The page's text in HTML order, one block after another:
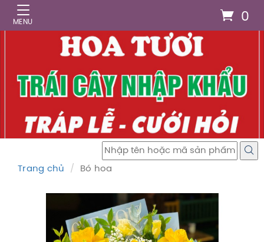
0
Trang chủ Bó hoa